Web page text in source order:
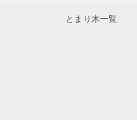
とまり木一覧